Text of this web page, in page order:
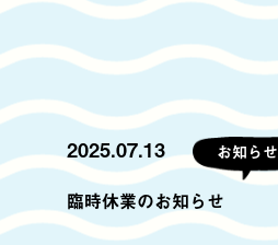
2025.07.13 お知らせ
臨時休業のお知らせ